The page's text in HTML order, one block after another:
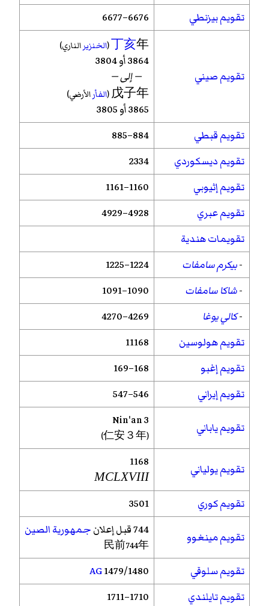
تقويم بيزنطي 6676–6677
تقويم صيني
丁亥年
(الخنزيرالناري)
3864 أو 3804
— إلى —
戊子年
(الفأرالأرضي)
3865 أو 3805
تقويم قبطي
884–885
تقويم ديسكوردي
2334
تقويم إثيوبي
1160–1161
تقويم عبري
4928–4929
تقويمات هندية
-بيكرم سامفات
1224–1225
-شاكا سامفات
1090–1091
-كالي يوغا
4269–4270
تقويم هولوسين
11168
تقويم إغبو
168–169
تقويم إيراني
546–547
تقويم ياباني Nin'an3
(仁安３年)
تقويم يولياني 1168
MCLXVIII
تقويم كوري 3501
تقويم مينغوو 744 قبل إعلان جمهورية الصين
民前744年
تقويم سلوقي 1479/1480
AG
تقويم تايلندي
1710–1711